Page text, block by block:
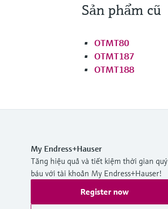
Sản phẩm cũ
OTMT80
OTMT187
OTMT188
My Endress+Hauser
Tăng hiệu quả và tiết kiệm thời gian quý
báu với tài khoản My Endress+Hauser!
Register now